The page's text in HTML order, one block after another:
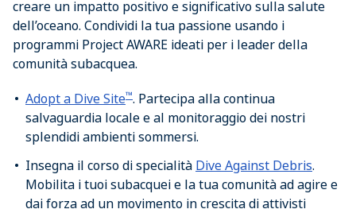
creare un impatto positivo e significativo sulla salute
dell’oceano. Condividi la tua passione usando i
programmi Project AWARE ideati per i leader della
comunità subacquea.
Adopt a Dive Site™. Partecipa alla continua
salvaguardia locale e al monitoraggio dei nostri
splendidi ambienti sommersi.
Insegna il corso di specialità Dive Against Debris.
Mobilita i tuoi subacquei e la tua comunità ad agire e
dai forza ad un movimento in crescita di attivisti